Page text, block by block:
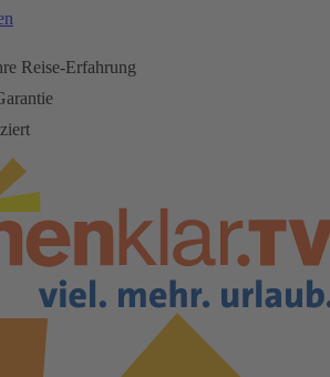
Reise-Erfahrung